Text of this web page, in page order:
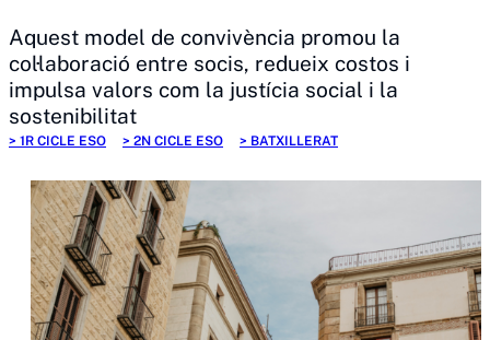
Aquest model de convivència promou la
col·laboració entre socis, redueix costos i
impulsa valors com la justícia social i la
sostenibilitat
1R CICLE ESO 2N CICLE ESO BATXILLERAT